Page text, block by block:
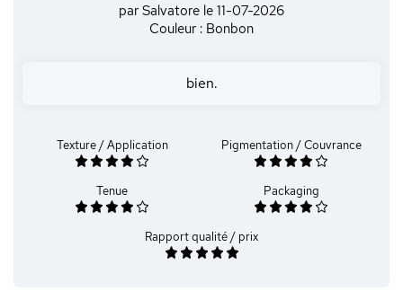
par Salvatore le 11-07-2026
Couleur : Bonbon
bien.
Texture / Application Pigmentation / Couvrance
Tenue Packaging
Rapport qualité / prix